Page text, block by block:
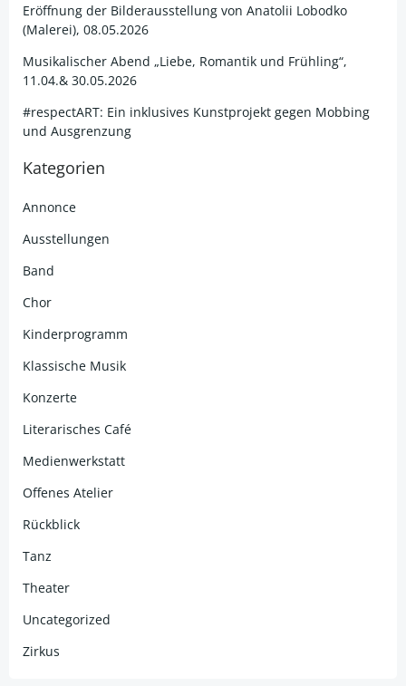
Eröffnung der Bilderausstellung von Anatolii Lobodko
(Malerei), 08.05.2026
Musikalischer Abend „Liebe, Romantik und Frühling“,
11.04.& 30.05.2026
#respectART: Ein inklusives Kunstprojekt gegen Mobbing
und Ausgrenzung
Kategorien
Annonce
Ausstellungen
Band
Chor
Kinderprogramm
Klassische Musik
Konzerte
Literarisches Café
Medienwerkstatt
Offenes Atelier
Rückblick
Tanz
Theater
Uncategorized
Zirkus